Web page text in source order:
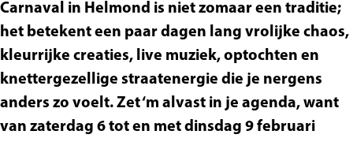
Carnaval in Helmond is niet zomaar een traditie;
het betekent een paar dagen lang vrolijke chaos,
kleurrijke creaties, live muziek, optochten en
knettergezellige straatenergie die je nergens
anders zo voelt. Zet ‘m alvast in je agenda, want
van zaterdag 6 tot en met dinsdag 9 februari